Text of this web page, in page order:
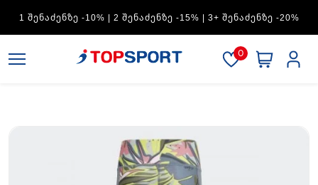
ᲨᲔᲜᲐᲫᲔᲜᲖᲔ -30%
0